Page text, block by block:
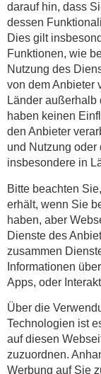
darauf hin, dass
dessen
Dies gilt
Funktionen, wie
Nutzung des
von dem Anbieter
Länder außerhalb
haben keinen
den Anbieter
und Nutzung oder
insbesondere in
Bitte beachten
erhält, wenn Sie
haben, aber
Dienste des
zusammen
Informationen
Apps, oder
Über die
Technologien ist
auf diesen
zuzuordnen.
Werbung auf Sie